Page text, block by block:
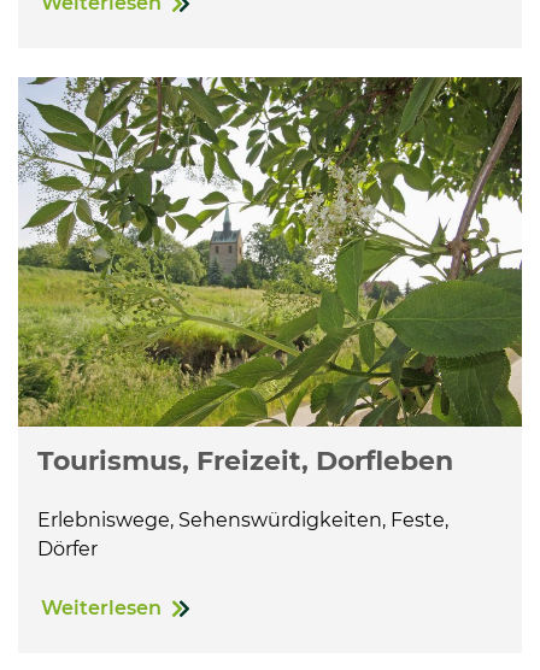
Tourismus, Freizeit, Dorfleben
Erlebniswege, Sehenswürdigkeiten, Feste,
Dörfer
Weiterlesen